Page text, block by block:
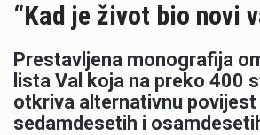
“Kad je život bio novi
Prestavljena monografija
lista Val koja na preko 400
otkriva alternativnu povijest
sedamdesetih i